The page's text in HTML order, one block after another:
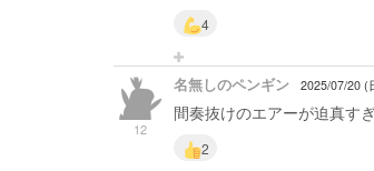
4
12
名無しのペンギン 2025/07/20 (
間奏抜けのエアーが迫真す
2